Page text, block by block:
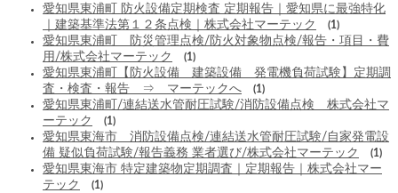
愛知県東浦町 防火設備定期検査 定期報告｜愛知県に最強特化
｜建築基準法第１２条点検｜株式会社マーテック
(1)
愛知県東浦町 防災管理点検/防火対象物点検/報告・項目・費
用/株式会社マーテック
(1)
愛知県東浦町【防火設備 建築設備 発電機負荷試験】定期調
査・検査・報告 ⇒ マーテックへ
(1)
愛知県東浦町/連結送水管耐圧試験/消防設備点検 株式会社マ
ーテック
(1)
愛知県東海市 消防設備点検/連結送水管耐圧試験/自家発電設
備 疑似負荷試験/報告義務 業者選び/株式会社マーテック
(1)
愛知県東海市 特定建築物定期調査｜定期報告｜株式会社マー
テック
(1)